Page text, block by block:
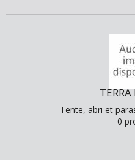
Tente, abri et
0